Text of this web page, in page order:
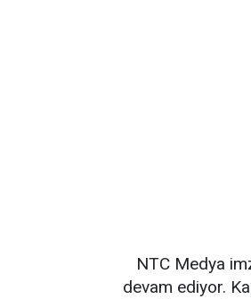
NTC Medya
devam ediyor.